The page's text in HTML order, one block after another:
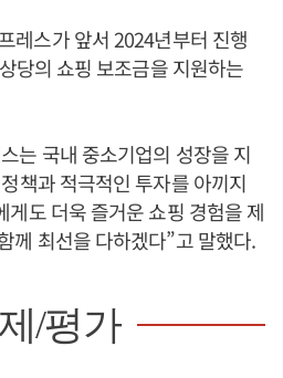
레스가 앞서 2024년부터 진행
당의 쇼핑 보조금을 지원하는
는 국내 중소기업의 성장을 지
책과 적극적인 투자를 아끼지
게도 더욱 즐거운 쇼핑 경험을 제
께 최선을 다하겠다”고 말했다.
/평가